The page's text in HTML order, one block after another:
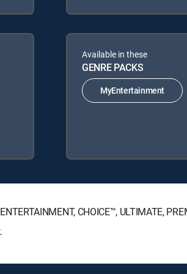
Available in these
GENRE PACKS
MyEntertainment
CHOICE™, ULTIMATE,